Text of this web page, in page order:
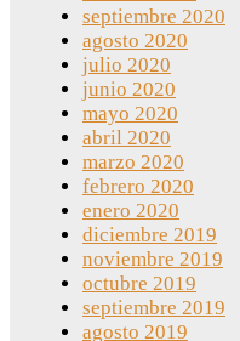
septiembre 2020
agosto 2020
julio 2020
junio 2020
mayo 2020
abril 2020
marzo 2020
febrero 2020
enero 2020
diciembre 2019
noviembre 2019
octubre 2019
septiembre 2019
agosto 2019